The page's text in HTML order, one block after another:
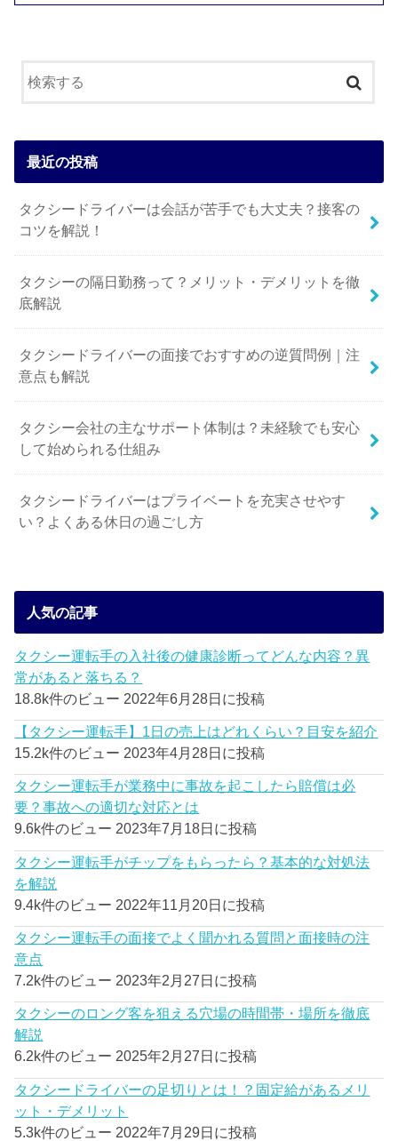
最近の投稿
タクシードライバーは会話が苦手でも大丈夫？接客の
コツを解説！
タクシーの隔日勤務って？メリット・デメリットを徹
底解説
タクシードライバーの面接でおすすめの逆質問例｜注
意点も解説
タクシー会社の主なサポート体制は？未経験でも安心
して始められる仕組み
タクシードライバーはプライベートを充実させやす
い？よくある休日の過ごし方
人気の記事
タクシー運転手の入社後の健康診断ってどんな内容？異
常があると落ちる？
18.8k件のビュー 2022年6月28日に投稿
【タクシー運転手】1日の売上はどれくらい？目安を紹介
15.2k件のビュー 2023年4月28日に投稿
タクシー運転手が業務中に事故を起こしたら賠償は必
要？事故への適切な対応とは
9.6k件のビュー 2023年7月18日に投稿
タクシー運転手がチップをもらったら？基本的な対処法
を解説
9.4k件のビュー 2022年11月20日に投稿
タクシー運転手の面接でよく聞かれる質問と面接時の注
意点
7.2k件のビュー 2023年2月27日に投稿
タクシーのロング客を狙える穴場の時間帯・場所を徹底
解説
6.2k件のビュー 2025年2月27日に投稿
タクシードライバーの足切りとは！？固定給があるメリ
ット・デメリット
5.3k件のビュー 2022年7月29日に投稿